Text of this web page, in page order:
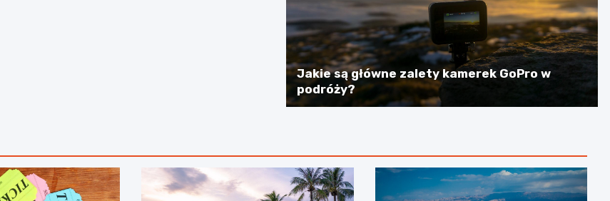
Jakie są główne zalety kamerek GoPro w
podróży?